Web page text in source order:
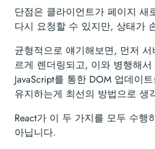
단점은 클라이언트가 페이지 새
다시 요청할 수 있지만, 상태가
균형적으로 얘기해보면, 먼저
르게 렌더링되고, 이와 병행해
JavaScript를 통한 DOM 업데이
유지하는게 최선의 방법으로 생
React가 이 두 가지를 모두 수행
아닙니다.